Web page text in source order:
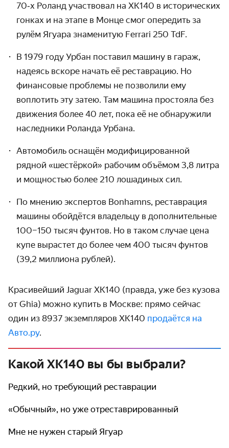
70‑х Роланд участвовал на ХК140 в исторических
гонках и на этапе в Монце смог опередить за
рулём Ягуара знаменитую Ferrari 250 TdF.
В 1979 году Урбан поставил машину в гараж,
надеясь вскоре начать её реставрацию. Но
финансовые проблемы не позволили ему
воплотить эту затею. Там машина простояла без
движения более 40 лет, пока её не обнаружили
наследники Роланда Урбана.
Автомобиль оснащён модифицированной
рядной «шестёркой» рабочим объёмом 3,8 литра
и мощностью более 210 лошадиных сил.
По мнению экспертов Bonhamns, реставрация
машины обойдётся владельцу в дополнительные
100–150 тысяч фунтов. Но в таком случае цена
купе вырастет до более чем 400 тысяч фунтов
(39,2 миллиона рублей).
Красивейший Jaguar XK140 (правда, уже без кузова
от Ghia) можно купить в Москве: прямо сейчас
один из 8937 экземпляров XK140 продаётся на
Авто.ру.
Какой ХК140 вы бы выбрали?
Редкий, но требующий реставрации
«Обычный», но уже отреставрированный
Мне не нужен старый Ягуар